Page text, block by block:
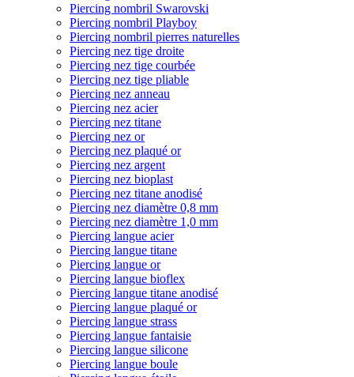
Piercing nombril Swarovski
Piercing nombril Playboy
Piercing nombril pierres naturelles
Piercing nez tige droite
Piercing nez tige courbée
Piercing nez tige pliable
Piercing nez anneau
Piercing nez acier
Piercing nez titane
Piercing nez or
Piercing nez plaqué or
Piercing nez argent
Piercing nez bioplast
Piercing nez titane anodisé
Piercing nez diamètre 0,8 mm
Piercing nez diamètre 1,0 mm
Piercing langue acier
Piercing langue titane
Piercing langue or
Piercing langue bioflex
Piercing langue titane anodisé
Piercing langue plaqué or
Piercing langue strass
Piercing langue fantaisie
Piercing langue silicone
Piercing langue boule